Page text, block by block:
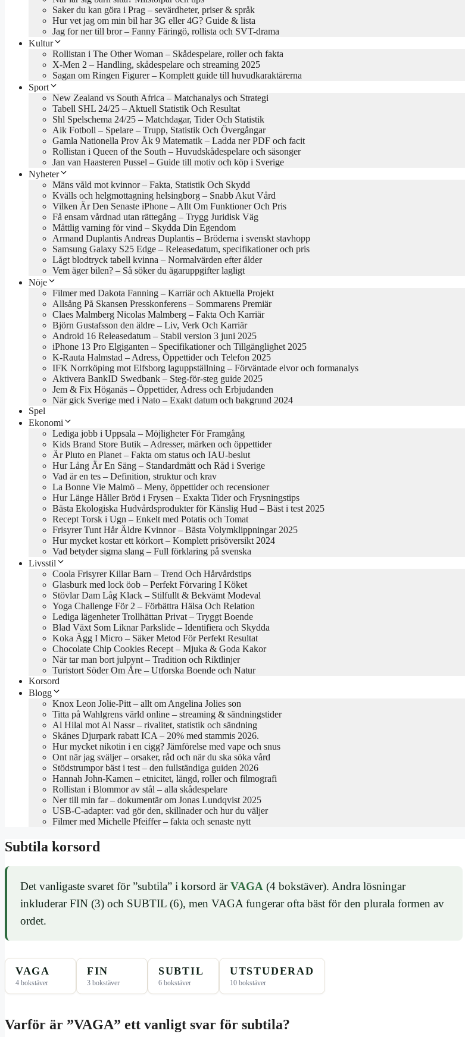
Saker du kan göra i Prag – sevärdheter, priser & språk
Hur vet jag om min bil har 3G eller 4G? Guide & lista
Jag for ner till bror – Fanny Färingö, rollista och SVT-drama
Kultur
Rollistan i The Other Woman – Skådespelare, roller och fakta
X-Men 2 – Handling, skådespelare och streaming 2025
Sagan om Ringen Figurer – Komplett guide till huvudkaraktärerna
Sport
New Zealand vs South Africa – Matchanalys och Strategi
Tabell SHL 24/25 – Aktuell Statistik Och Resultat
Shl Spelschema 24/25 – Matchdagar, Tider Och Statistik
Aik Fotboll – Spelare – Trupp, Statistik Och Övergångar
Gamla Nationella Prov Åk 9 Matematik – Ladda ner PDF och facit
Rollistan i Queen of the South – Huvudskådespelare och säsonger
Jan van Haasteren Pussel – Guide till motiv och köp i Sverige
Nyheter
Mäns våld mot kvinnor – Fakta, Statistik Och Skydd
Kvälls och helgmottagning helsingborg – Snabb Akut Vård
Vilken Är Den Senaste iPhone – Allt Om Funktioner Och Pris
Få ensam vårdnad utan rättegång – Trygg Juridisk Väg
Måttlig varning för vind – Skydda Din Egendom
Armand Duplantis Andreas Duplantis – Bröderna i svenskt stavhopp
Samsung Galaxy S25 Edge – Releasedatum, specifikationer och pris
Lågt blodtryck tabell kvinna – Normalvärden efter ålder
Vem äger bilen? – Så söker du ägaruppgifter lagligt
Nöje
Filmer med Dakota Fanning – Karriär och Aktuella Projekt
Allsång På Skansen Presskonferens – Sommarens Premiär
Claes Malmberg Nicolas Malmberg – Fakta Och Karriär
Björn Gustafsson den äldre – Liv, Verk Och Karriär
Android 16 Releasedatum – Stabil version 3 juni 2025
iPhone 13 Pro Elgiganten – Specifikationer och Tillgänglighet 2025
K-Rauta Halmstad – Adress, Öppettider och Telefon 2025
IFK Norrköping mot Elfsborg laguppställning – Förväntade elvor och formanalys
Aktivera BankID Swedbank – Steg-för-steg guide 2025
Jem & Fix Höganäs – Öppettider, Adress och Erbjudanden
När gick Sverige med i Nato – Exakt datum och bakgrund 2024
Spel
Ekonomi
Lediga jobb i Uppsala – Möjligheter För Framgång
Kids Brand Store Butik – Adresser, märken och öppettider
Är Pluto en Planet – Fakta om status och IAU-beslut
Hur Lång Är En Säng – Standardmått och Råd i Sverige
Vad är en tes – Definition, struktur och krav
La Bonne Vie Malmö – Meny, öppettider och recensioner
Hur Länge Håller Bröd i Frysen – Exakta Tider och Frysningstips
Bästa Ekologiska Hudvårdsprodukter för Känslig Hud – Bäst i test 2025
Recept Torsk i Ugn – Enkelt med Potatis och Tomat
Frisyrer Tunt Hår Äldre Kvinnor – Bästa Volymklippningar 2025
Hur mycket kostar ett körkort – Komplett prisöversikt 2024
Vad betyder sigma slang – Full förklaring på svenska
Livsstil
Coola Frisyrer Killar Barn – Trend Och Hårvårdstips
Glasburk med lock öob – Perfekt Förvaring I Köket
Stövlar Dam Låg Klack – Stilfullt & Bekvämt Modeval
Yoga Challenge För 2 – Förbättra Hälsa Och Relation
Lediga lägenheter Trollhättan Privat – Tryggt Boende
Blad Växt Som Liknar Parkslide – Identifiera och Skydda
Koka Ägg I Micro – Säker Metod För Perfekt Resultat
Chocolate Chip Cookies Recept – Mjuka & Goda Kakor
När tar man bort julpynt – Tradition och Riktlinjer
Turistort Söder Om Åre – Utforska Boende och Natur
Korsord
Blogg
Knox Leon Jolie-Pitt – allt om Angelina Jolies son
Titta på Wahlgrens värld online – streaming & sändningstider
Al Hilal mot Al Nassr – rivalitet, statistik och sändning
Skånes Djurpark rabatt ICA – 20% med stammis 2026.
Hur mycket nikotin i en cigg? Jämförelse med vape och snus
Ont när jag sväljer – orsaker, råd och när du ska söka vård
Stödstrumpor bäst i test – den fullständiga guiden 2026
Hannah John-Kamen – etnicitet, längd, roller och filmografi
Rollistan i Blommor av stål – alla skådespelare
Ner till min far – dokumentär om Jonas Lundqvist 2025
USB-C-adapter: vad gör den, skillnader och hur du väljer
Filmer med Michelle Pfeiffer – fakta och senaste nytt
Subtila korsord
Det vanligaste svaret för ”subtila” i korsord ärVAGA (4 bokstäver). Andra lösningar
inkluderar FIN (3) och SUBTIL (6), men VAGA fungerar ofta bäst för den plurala formen av
ordet.
VAGA
4 bokstäver
FIN
3 bokstäver
SUBTIL
6 bokstäver
UTSTUDERAD
10 bokstäver
Varför är ”VAGA” ett vanligt svar för subtila?